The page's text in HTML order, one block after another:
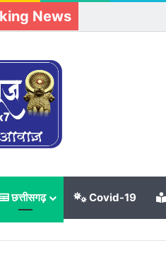
News
छत्तीसगढ़ Covid-19